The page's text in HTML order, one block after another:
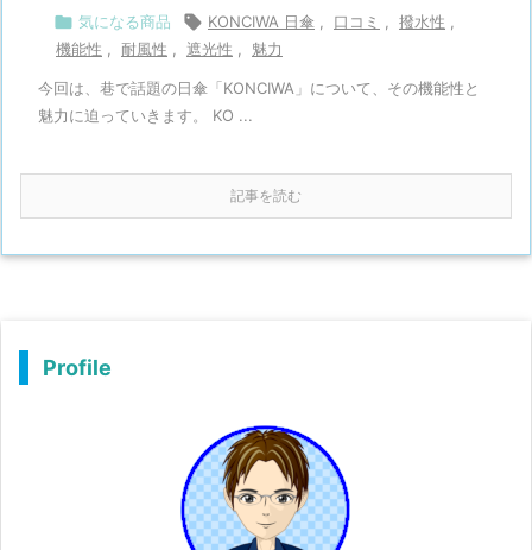
 気になる商品  KONCIWA 日傘 口コミ 撥水性
機能性
耐風性 遮光性 魅力
今回は、巷で話題の日傘「KONCIWA」について、その機能性と
魅力に迫っていきます。 KO ...
記事を読む
Profile